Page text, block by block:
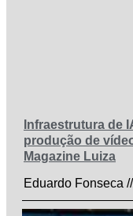
Infraestrutura de
produção de
Magazine Luiza
Eduardo Fonseca